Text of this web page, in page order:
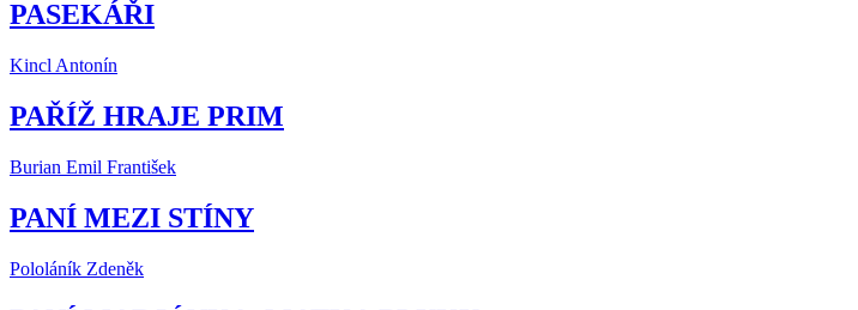
PASEKÁŘI
Kincl Antonín
PAŘÍŽ HRAJE PRIM
Burian Emil František
PANÍ MEZI STÍNY
Pololáník Zdeněk